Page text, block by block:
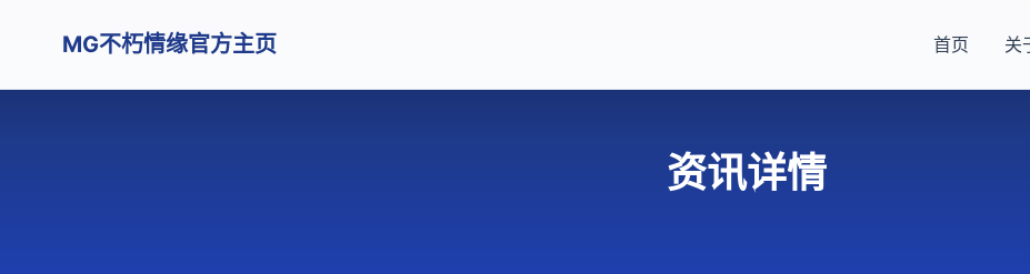
MG不朽情缘官方主页 首页 关
资讯详情